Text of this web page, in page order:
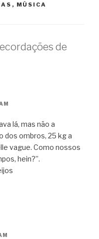
, MÚSICA
de
lá, mas não a
dos ombros, 25 kg a
vague. Como nossos
hein?”.